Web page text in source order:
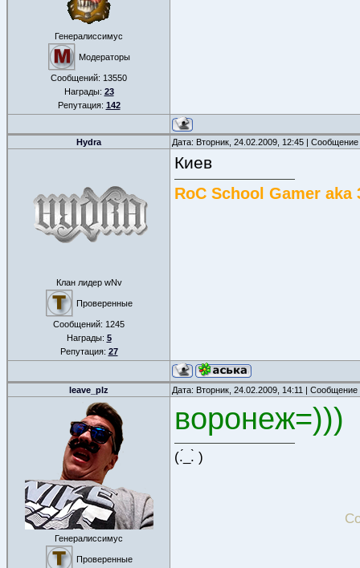
Генералиссимус
Модераторы
Сообщений: 13550
Награды: 23
Репутация: 142
Hydra Дата: Вторник, 24.02.2009, 12:45 |
Клан лидер wNv
Проверенные
Сообщений: 1245
Награды: 5
Репутация: 27
Киев
RoC School Gamer aka
leave_plz Дата: Вторник, 24.02.2009, 14:11 |
Генералиссимус
Проверенные
воронеж=)))
(.́_.̀ )